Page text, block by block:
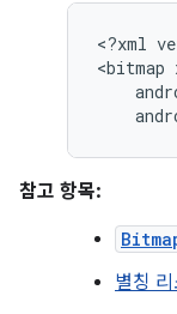
<?xml
<bitmap
참고 항목:
별칭 리